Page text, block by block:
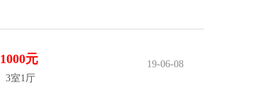
19-06-08
1000元
3室1厅